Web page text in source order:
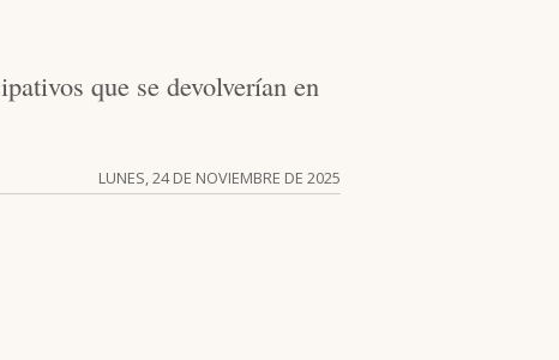
que se devolverían en
LUNES, 24 DE NOVIEMBRE DE 2025